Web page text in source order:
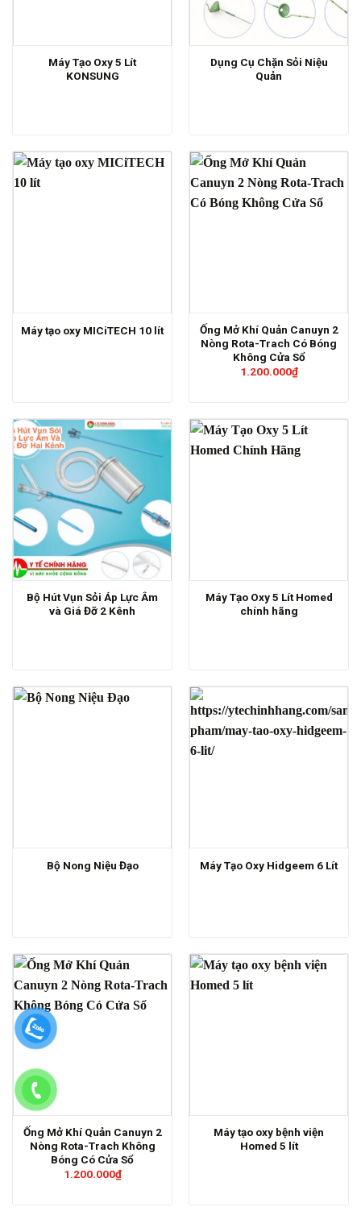
Máy Tạo Oxy 5 Lít
KONSUNG
Dụng Cụ Chặn Sỏi Niệu
Quản
Máy tạo oxy MICiTECH 10 lít
Ống Mở Khí Quản Canuyn 2
Nòng Rota-Trach Có Bóng
Không Cửa Sổ
1.200.000₫
Bộ Hút Vụn Sỏi Áp Lực Âm
và Giá Đỡ 2 Kênh
Máy Tạo Oxy 5 Lít Homed
chính hãng
Bộ Nong Niệu Đạo Máy Tạo Oxy Hidgeem 6 Lít
Ống Mở Khí Quản Canuyn 2
Nòng Rota-Trach Không
Bóng Có Cửa Sổ
1.200.000₫
Máy tạo oxy bệnh viện
Homed 5 lít